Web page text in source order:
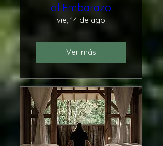
al Embarazo
vie, 14 de ago
Ver más